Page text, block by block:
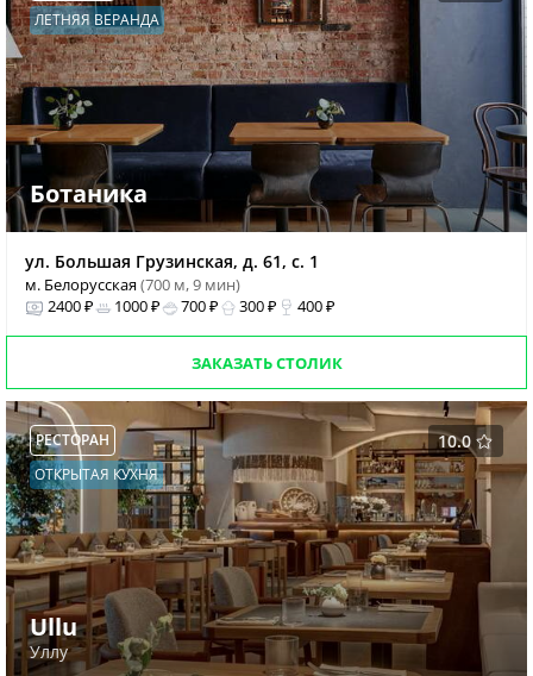
ЛЕТНЯЯ ВЕРАНДА
Ботаника
ул. Большая Грузинская, д. 61, с. 1
м. Белорусская(700 м, 9 мин)
2400 ₽
1000 ₽ 700 ₽ 300 ₽ 400 ₽
ЗАКАЗАТЬ СТОЛИК
10.0
РЕСТОРАН
ОТКРЫТАЯ КУХНЯ
Ullu
Уллу